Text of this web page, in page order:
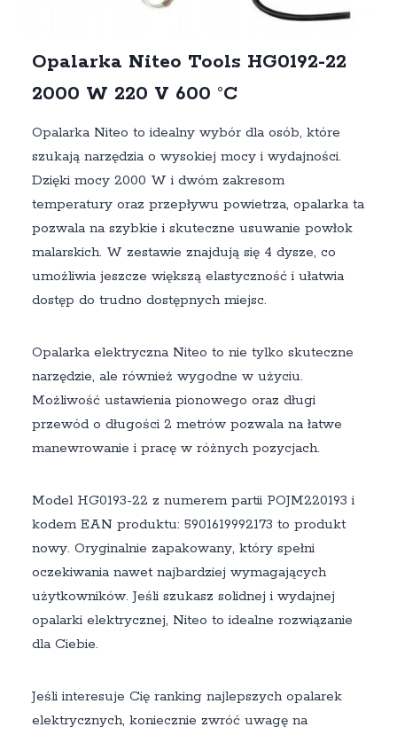
Opalarka Niteo Tools HG0192-22
2000 W 220 V 600 °C
Opalarka Niteo to idealny wybór dla osób, które
szukają narzędzia o wysokiej mocy i wydajności.
Dzięki mocy 2000 W i dwóm zakresom
temperatury oraz przepływu powietrza, opalarka ta
pozwala na szybkie i skuteczne usuwanie powłok
malarskich. W zestawie znajdują się 4 dysze, co
umożliwia jeszcze większą elastyczność i ułatwia
dostęp do trudno dostępnych miejsc.
Opalarka elektryczna Niteo to nie tylko skuteczne
narzędzie, ale również wygodne w użyciu.
Możliwość ustawienia pionowego oraz długi
przewód o długości 2 metrów pozwala na łatwe
manewrowanie i pracę w różnych pozycjach.
Model HG0193-22 z numerem partii POJM220193 i
kodem EAN produktu: 5901619992173 to produkt
nowy. Oryginalnie zapakowany, który spełni
oczekiwania nawet najbardziej wymagających
użytkowników. Jeśli szukasz solidnej i wydajnej
opalarki elektrycznej, Niteo to idealne rozwiązanie
dla Ciebie.
Jeśli interesuje Cię ranking najlepszych opalarek
elektrycznych, koniecznie zwróć uwagę na